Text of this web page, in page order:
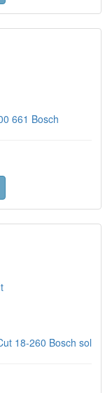
661 Bosch
18-260 Bosch solo